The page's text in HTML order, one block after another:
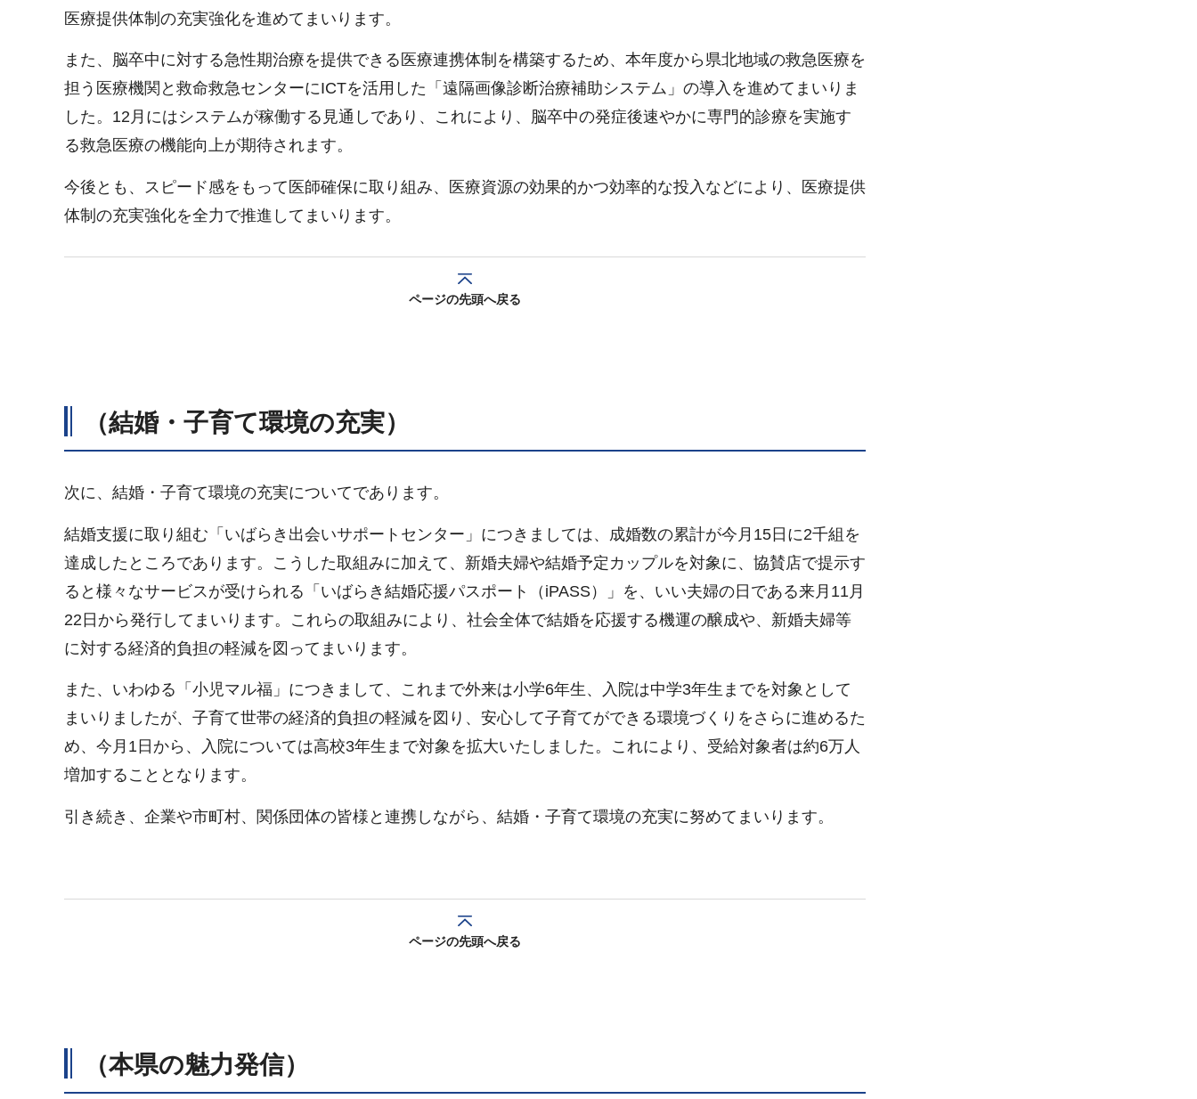
医療提供体制の充実強化を進めてまいります。
また、脳卒中に対する急性期治療を提供できる医療連携体制を構築するため、本年度から県北地域の救急医療を
担う医療機関と救命救急センターにICTを活用した「遠隔画像診断治療補助システム」の導入を進めてまいりま
した。12月にはシステムが稼働する見通しであり、これにより、脳卒中の発症後速やかに専門的診療を実施す
る救急医療の機能向上が期待されます。
今後とも、スピード感をもって医師確保に取り組み、医療資源の効果的かつ効率的な投入などにより、医療提供
体制の充実強化を全力で推進してまいります。
ページの先頭へ戻る
（結婚・子育て環境の充実）
次に、結婚・子育て環境の充実についてであります。
結婚支援に取り組む「いばらき出会いサポートセンター」につきましては、成婚数の累計が今月15日に2千組を
達成したところであります。こうした取組みに加えて、新婚夫婦や結婚予定カップルを対象に、協賛店で提示す
ると様々なサービスが受けられる「いばらき結婚応援パスポート（iPASS）」を、いい夫婦の日である来月11月
22日から発行してまいります。これらの取組みにより、社会全体で結婚を応援する機運の醸成や、新婚夫婦等
に対する経済的負担の軽減を図ってまいります。
また、いわゆる「小児マル福」につきまして、これまで外来は小学6年生、入院は中学3年生までを対象として
まいりましたが、子育て世帯の経済的負担の軽減を図り、安心して子育てができる環境づくりをさらに進めるた
め、今月1日から、入院については高校3年生まで対象を拡大いたしました。これにより、受給対象者は約6万人
増加することとなります。
引き続き、企業や市町村、関係団体の皆様と連携しながら、結婚・子育て環境の充実に努めてまいります。
ページの先頭へ戻る
（本県の魅力発信）